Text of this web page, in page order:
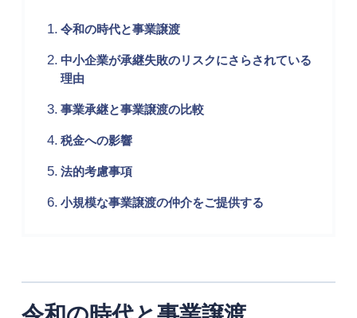
令和の時代と事業譲渡
中小企業が承継失敗のリスクにさらされている
理由
事業承継と事業譲渡の比較
税金への影響
法的考慮事項
小規模な事業譲渡の仲介をご提供する